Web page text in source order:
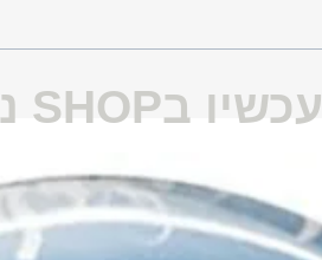
עכשיו בSHOP נהנים